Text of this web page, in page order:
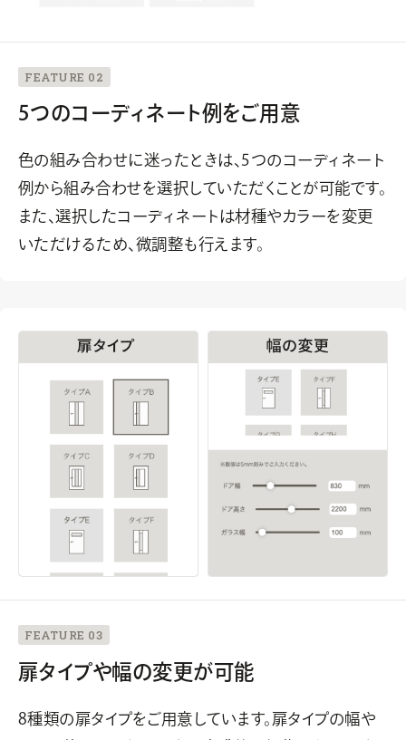
FEATURE 02
5つのコーディネート例をご用意
色の組み合わせに迷ったときは、5つのコーディネート
例から組み合わせを選択していただくことが可能です。
また、選択したコーディネートは材種やカラーを変更
いただけるため、微調整も行えます。
FEATURE 03
扉タイプや幅の変更が可能
8種類の扉タイプをご用意しています。扉タイプの幅や